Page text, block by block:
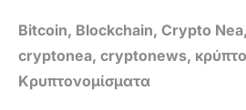
Bitcoin, Blockchain, Crypto Nea,
cryptonea, cryptonews,
Κρυπτονομίσματα